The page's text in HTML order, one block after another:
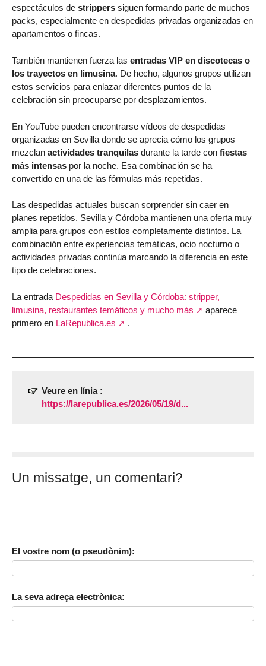
espectáculos de strippers siguen formando parte de muchos
packs, especialmente en despedidas privadas organizadas en
apartamentos o fincas.
También mantienen fuerza las entradas VIP en discotecas o
los trayectos en limusina. De hecho, algunos grupos utilizan
estos servicios para enlazar diferentes puntos de la
celebración sin preocuparse por desplazamientos.
En YouTube pueden encontrarse vídeos de despedidas
organizadas en Sevilla donde se aprecia cómo los grupos
mezclan actividades tranquilas durante la tarde con fiestas
más intensas por la noche. Esa combinación se ha
convertido en una de las fórmulas más repetidas.
Las despedidas actuales buscan sorprender sin caer en
planes repetidos. Sevilla y Córdoba mantienen una oferta muy
amplia para grupos con estilos completamente distintos. La
combinación entre experiencias temáticas, ocio nocturno o
actividades privadas continúa marcando la diferencia en este
tipo de celebraciones.
La entrada Despedidas en Sevilla y Córdoba: stripper,
limusina, restaurantes temáticos y mucho más
aparece
primero en LaRepublica.es .
Veure en línia :
https://larepublica.es/2026/05/19/d...
Un missatge, un comentari?
El vostre nom (o pseudònim):
La seva adreça electrònica: